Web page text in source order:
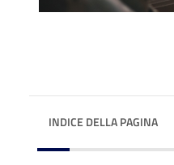
INDICE DELLA PAGINA